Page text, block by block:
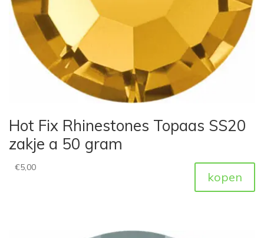
Hot Fix Rhinestones Topaas SS20
zakje a 50 gram
€5,00
kopen